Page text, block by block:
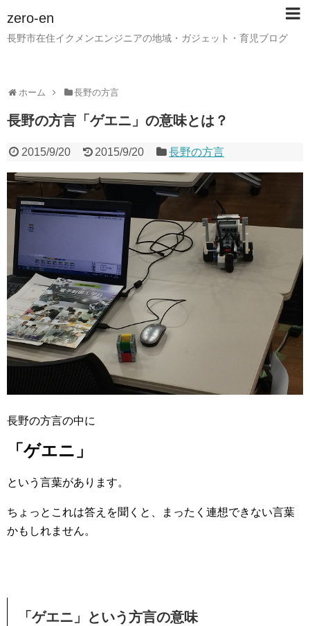
zero-en
長野市在住イクメンエンジニアの地域・ガジェット・育児ブログ
ホーム 長野の方言
長野の方言「ゲエニ」の意味とは？
2015/9/20 2015/9/20 長野の方言
長野の方言の中に
「ゲエニ」
という言葉があります。
ちょっとこれは答えを聞くと、まったく連想できない言葉
かもしれません。
「ゲエニ」という方言の意味